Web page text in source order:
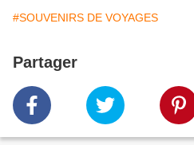
#SOUVENIRS DE VOYAGES
Partager